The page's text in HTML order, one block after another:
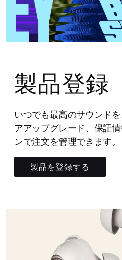
製品登録
いつでも最高のサウンド
アアップグレード、保証
ンで注文を管理できます。
製品を登録する